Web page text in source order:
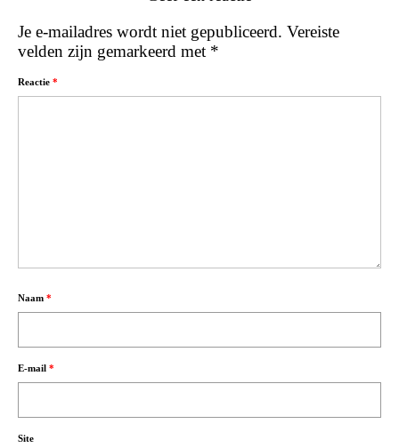
Je e-mailadres wordt niet gepubliceerd. Vereiste
velden zijn gemarkeerd met *
Reactie *
Naam *
E-mail *
Site